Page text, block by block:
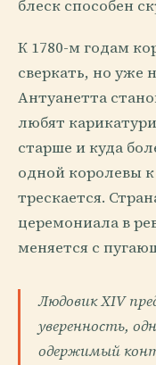
блеск способен
К 1780-м годам
сверкать, но уже
Антуанетта
любят
старше и куда
одной королевы
трескается.
церемониала в
меняется с
Людовик XIV
уверенность,
одержимый